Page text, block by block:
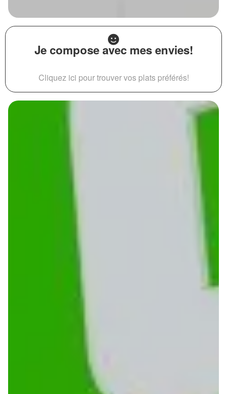
Je compose avec mes envies!
Cliquez ici pour trouver vos plats préférés!